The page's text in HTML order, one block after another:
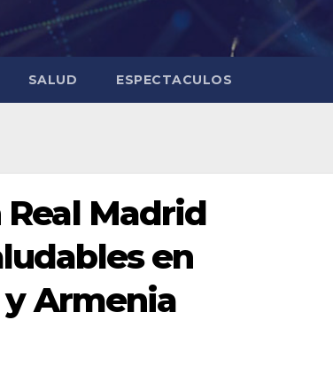
SALUD ESPECTACULOS
Madrid
en
Armenia